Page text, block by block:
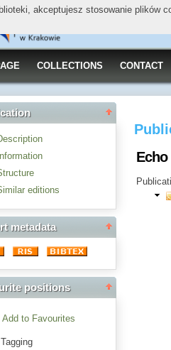
COLLECTIONS CONTACT
Information
editions
metadata
positions
Add to Favourites
Tagging
Echo
akceptujesz stosowanie